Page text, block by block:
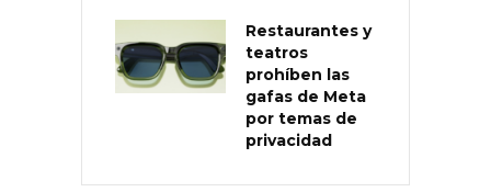
Restaurantes y
teatros
prohíben las
gafas de Meta
por temas de
privacidad